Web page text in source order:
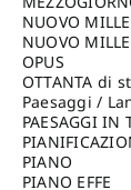
NUOVO
Capaldo
NUOVO
serie
Francesco
OPUS
OTTANTA di
storia
Cavalieri
Paesaggi /
PAESAGGI IN
cura di: Corti
URBANISTICA
cura di: Costa
PIANO
PIANO EFFE